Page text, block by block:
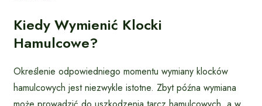
Kiedy Wymienić Klocki
Hamulcowe?
Określenie odpowiedniego momentu wymiany klocków
hamulcowych jest niezwykle istotne. Zbyt późna wymiana